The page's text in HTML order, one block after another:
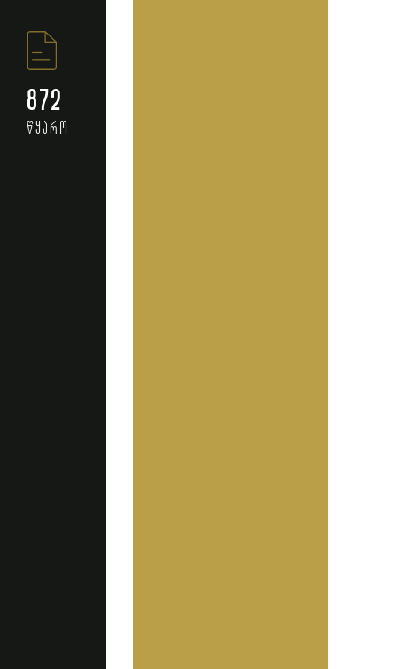
872
წყარო